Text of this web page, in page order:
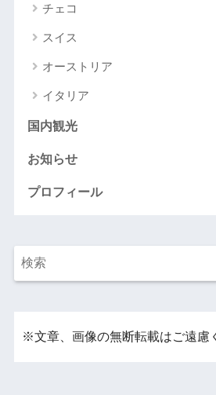
チェコ
スイス
オーストリア
イタリア
国内観光
お知らせ
プロフィール
※文章、画像の無断転載はご遠慮